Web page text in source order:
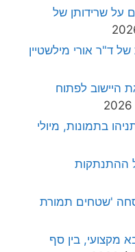
על שרידותן של
ד"ר אורי מילשטיין
היישוב לפתוח
בתמונות, מיולי
ההתנתקות
'שטחים תמורת
מקצועי, בין סף